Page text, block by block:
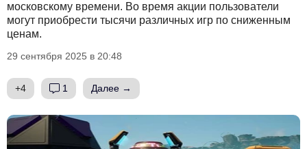
московскому времени. Во время акции пользователи
могут приобрести тысячи различных игр по сниженным
ценам.
29 сентября 2025 в 20:48
+4 1 Далее →